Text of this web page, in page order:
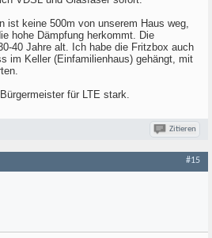
ist keine 500m von unserem Haus weg,
hohe Dämpfung herkommt. Die
40 Jahre alt. Ich habe die Fritzbox auch
im Keller (Einfamilienhaus) gehängt, mit
für LTE stark.
Zitieren
#15